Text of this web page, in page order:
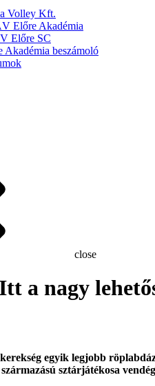
Volley Kft.
Előre Akadémia
Előre SC
beszámoló
close
a nagy
egyik legjobb
sztárjátékosa